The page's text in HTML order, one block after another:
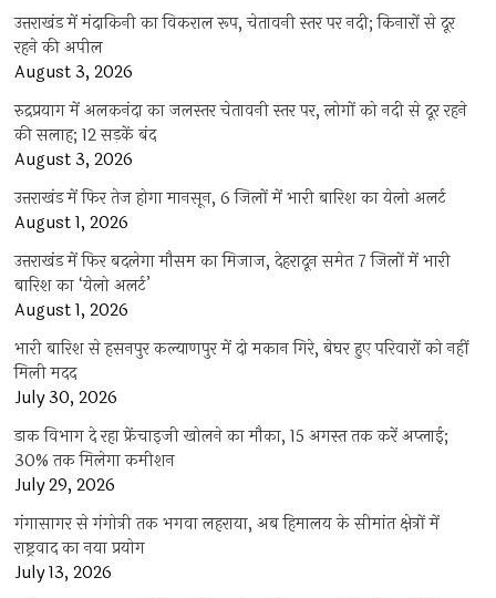
उत्तराखंड में मंदाकिनी का विकराल रूप, चेतावनी स्तर पर नदी; किनारों से दूर
रहने की अपील
August 3, 2026
रुद्रप्रयाग में अलकनंदा का जलस्तर चेतावनी स्तर पर, लोगों को नदी से दूर रहने
की सलाह; 12 सड़कें बंद
August 3, 2026
उत्तराखंड में फिर तेज होगा मानसून, 6 जिलों में भारी बारिश का येलो अलर्ट
August 1, 2026
उत्तराखंड में फिर बदलेगा मौसम का मिजाज, देहरादून समेत 7 जिलों में भारी
बारिश का ‘येलो अलर्ट’
August 1, 2026
भारी बारिश से हसनपुर कल्याणपुर में दो मकान गिरे, बेघर हुए परिवारों को नहीं
मिली मदद
July 30, 2026
डाक विभाग दे रहा फ्रेंचाइजी खोलने का मौका, 15 अगस्त तक करें अप्लाई;
30% तक मिलेगा कमीशन
July 29, 2026
गंगासागर से गंगोत्री तक भगवा लहराया, अब हिमालय के सीमांत क्षेत्रों में
राष्ट्रवाद का नया प्रयोग
July 13, 2026